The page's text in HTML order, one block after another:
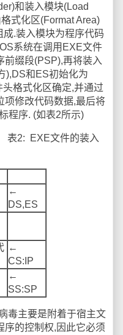
和装入模块(Load
式化区(Format Area)
.装入模块为程序代码
系统在调用EXE文件
前缀段(PSP),再将装入
),DS和ES初始化为
格式化区确定,并通过
项修改代码数据,最后将
程序. (如表2所示)
的装入
←
DS,ES
←
CS:IP
←
SS:SP
主要是附着于宿主文
序的控制权,因此它必须